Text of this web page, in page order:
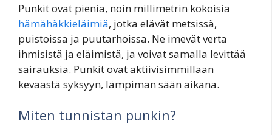
Punkit ovat pieniä, noin millimetrin kokoisia
hämähäkkieläimiä, jotka elävät metsissä,
puistoissa ja puutarhoissa. Ne imevät verta
ihmisistä ja eläimistä, ja voivat samalla levittää
sairauksia. Punkit ovat aktiivisimmillaan
keväästä syksyyn, lämpimän sään aikana.
Miten tunnistan punkin?